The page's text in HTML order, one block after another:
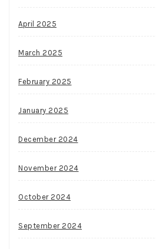
April 2025
March 2025
February 2025
January 2025
December 2024
November 2024
October 2024
September 2024